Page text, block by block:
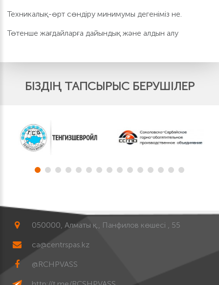
Техникалық-өрт сөндіру минимумы дегеніміз не.
Төтенше жағдайларға дайындық және алдын алу
БІЗДІҢ ТАПСЫРЫС БЕРУШІЛЕР
050000, Алматы қ., Панфилов көшесі , 55
ca@centrspas.kz
@RCHPVASS